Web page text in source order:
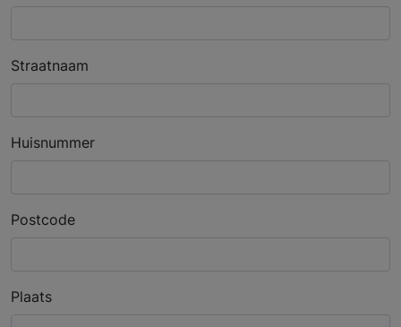
Straatnaam
Huisnummer
Postcode
Plaats